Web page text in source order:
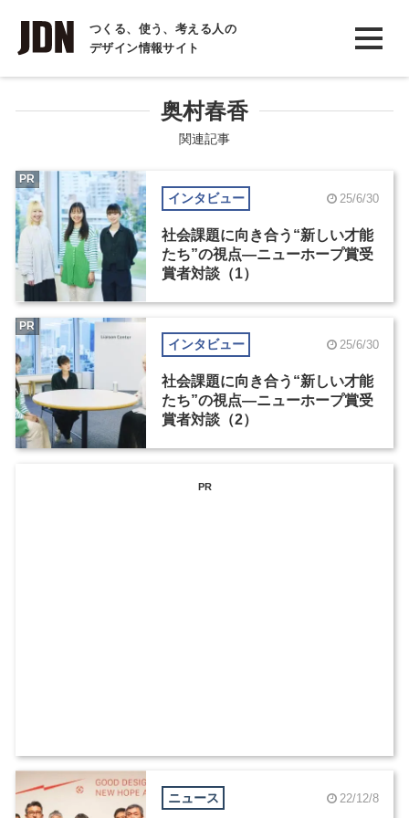
つくる、使う、考える人の
デザイン情報サイト
INTERVIEW
インタビュー
COLUMN
コラム
奥村春香
関連記事
インタビュー 25/6/30
社会課題に向き合う“新しい才能
たち”の視点―ニューホープ賞受
賞者対談（1）
PR
インタビュー 25/6/30
社会課題に向き合う“新しい才能
たち”の視点―ニューホープ賞受
賞者対談（2）
PR
PR
ニュース 22/12/8